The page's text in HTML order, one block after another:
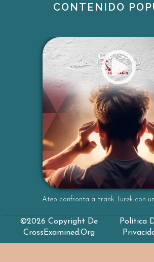
CONTENIDO
Ateo confronta a Frank Turek con
©2026 Copyright De
CrossExamined.org
Política